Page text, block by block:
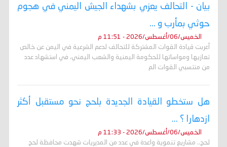
بيان - التحالف يعزي بشهداء الجيش اليمني في هجوم
حوثي بمأرب و ...
الخميس/06/أغسطس/2026 - 11:51 م
أعربت قيادة القوات المشتركة للتحالف لدعم الشرعية في اليمن عن خالص
تعازيها ومواساتها للحكومة اليمنية والشعب اليمني، في استشهاد عدد
من منتسبي القوات الم
هل ستخطو القيادة الجديدة بلحج نحو مستقبل أكثر
ازدهارا ؟ ...
الخميس/06/أغسطس/2026 - 11:33 م
لحج.. مشاريع تنموية واعدة في عدد من المديريات شهدت محافظة لحج